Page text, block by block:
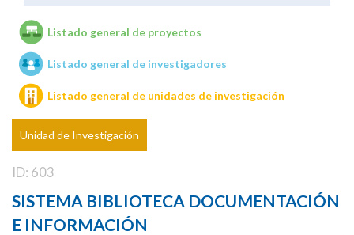
Unidades de investigación
Listado general de proyectos
Listado general de investigadores
Listado general de unidades de investigación
Unidad de Investigación
ID: 603
SISTEMA BIBLIOTECA DOCUMENTACIÓN
E INFORMACIÓN